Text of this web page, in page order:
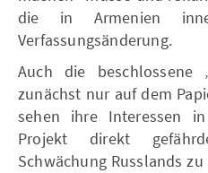
die in Armenien
Verfassungsänderung.
Auch die beschlossene
zunächst nur auf dem
sehen ihre Interessen
Projekt direkt
Schwächung Russlands